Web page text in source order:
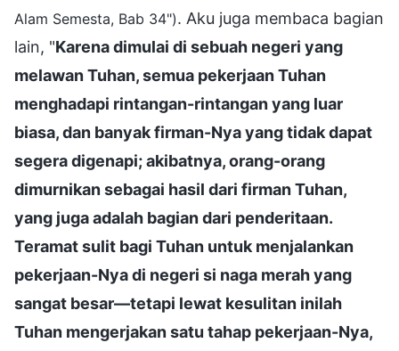
Alam Semesta, Bab 34"). Aku juga membaca bagian
lain, "Karena dimulai di sebuah negeri yang
melawan Tuhan, semua pekerjaan Tuhan
menghadapi rintangan-rintangan yang luar
biasa, dan banyak firman-Nya yang tidak dapat
segera digenapi; akibatnya, orang-orang
dimurnikan sebagai hasil dari firman Tuhan,
yang juga adalah bagian dari penderitaan.
Teramat sulit bagi Tuhan untuk menjalankan
pekerjaan-Nya di negeri si naga merah yang
sangat besar—tetapi lewat kesulitan inilah
Tuhan mengerjakan satu tahap pekerjaan-Nya,